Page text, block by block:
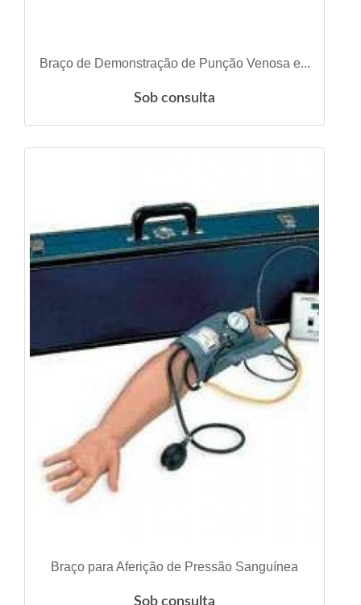
VER DETALHES
Braço de Demonstração de Punção Venosa e...
Sob consulta
VER DETALHES
Braço para Aferição de Pressão Sanguínea
Sob consulta